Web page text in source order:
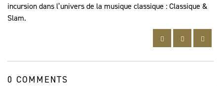
incursion dans l’univers de la musique classique : Classique &
Slam.
0 COMMENTS